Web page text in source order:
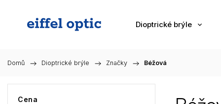
Dioptrické brýle
Domů / Dioptrické brýle / Značky / Béžová
Cena